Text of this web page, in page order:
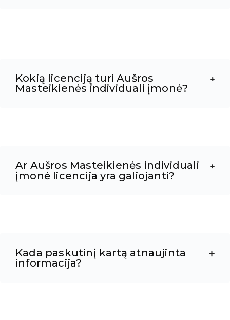
Kokią licenciją turi Aušros
Masteikienės individuali įmonė?
Ar Aušros Masteikienės individuali
įmonė licencija yra galiojanti?
Kada paskutinį kartą atnaujinta
informacija?